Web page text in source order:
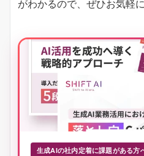
がわかるので、ぜひお気軽
生成AIの社内定着に課題がある方